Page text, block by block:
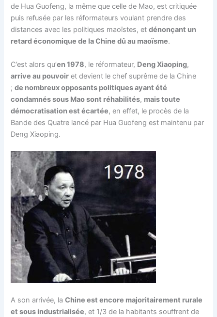
de Hua Guofeng, la même que celle de Mao, est critiquée
puis refusée par les réformateurs voulant prendre des
distances avec les politiques maoïstes, etdénonçant un
retard économique de la Chine dû au maoïsme.
C’est alors qu’en 1978, le réformateur, Deng Xiaoping,
arrive au pouvoir et devient le chef suprême de la Chine
;de nombreux opposants politiques ayant été
condamnés sous Mao sont réhabilités, mais toute
démocratisation est écartée, en effet, le procès de la
Bande des Quatre lancé par Hua Guofeng est maintenu par
Deng Xiaoping.
A son arrivée, laChine est encore majoritairement rurale
et sous industrialisée, et 1/3 de la habitants souffrent de